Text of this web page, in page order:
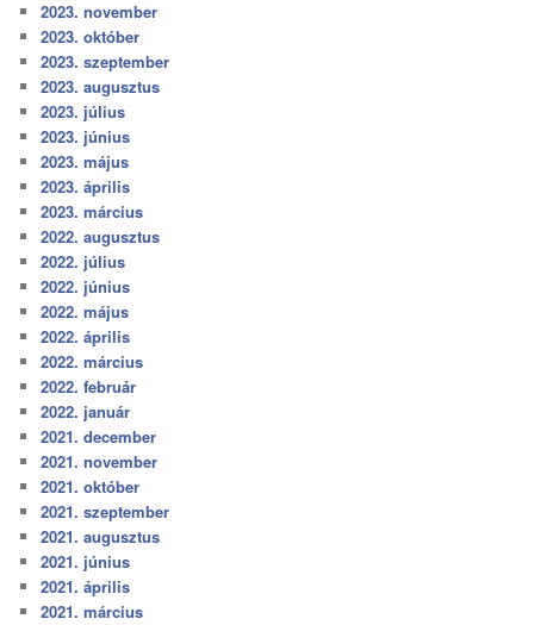
2023. november
2023. október
2023. szeptember
2023. augusztus
2023. július
2023. június
2023. május
2023. április
2023. március
2022. augusztus
2022. július
2022. június
2022. május
2022. április
2022. március
2022. február
2022. január
2021. december
2021. november
2021. október
2021. szeptember
2021. augusztus
2021. június
2021. április
2021. március